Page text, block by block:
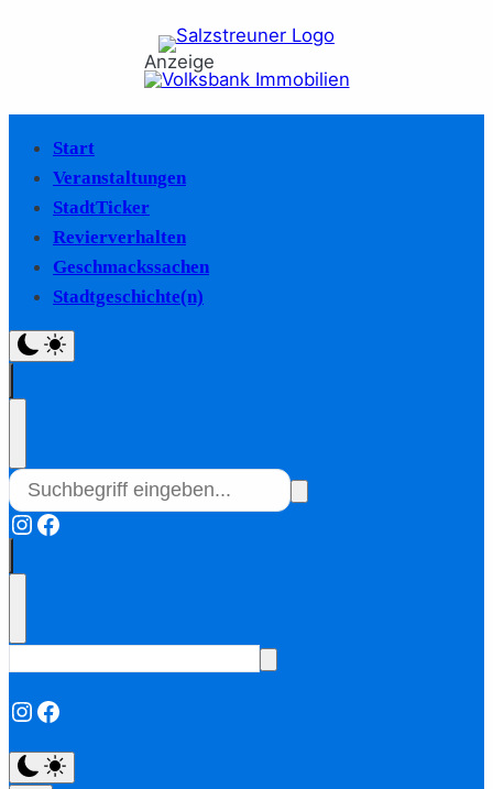
Anzeige
Start
Veranstaltungen
StadtTicker
Revierverhalten
Geschmackssachen
Stadtgeschichte(n)
Instagram
Facebook
Instagram
Facebook